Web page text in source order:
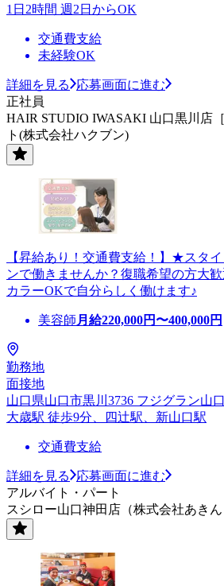
1日2時間 週2日からOK
交通費支給
未経験OK
詳細を見る
応募画面に進む
正社員
HAIR STUDIO IWASAKI 山口黒川店
ト(株式会社ハクブン)
【昇給あり！交通費支給！】★スタ
ンで働きませんか？復職希望の方大
カラーOKで自分らしく働けます♪
美容師 月給220,000円〜400,000円
勤務地
面接地
山口県山口市黒川3736 フジグラン山
大歳駅 徒歩9分、四辻駅、新山口駅
交通費支給
詳細を見る
応募画面に進む
アルバイト・パート
スシロー山口神田店（株式会社あきん